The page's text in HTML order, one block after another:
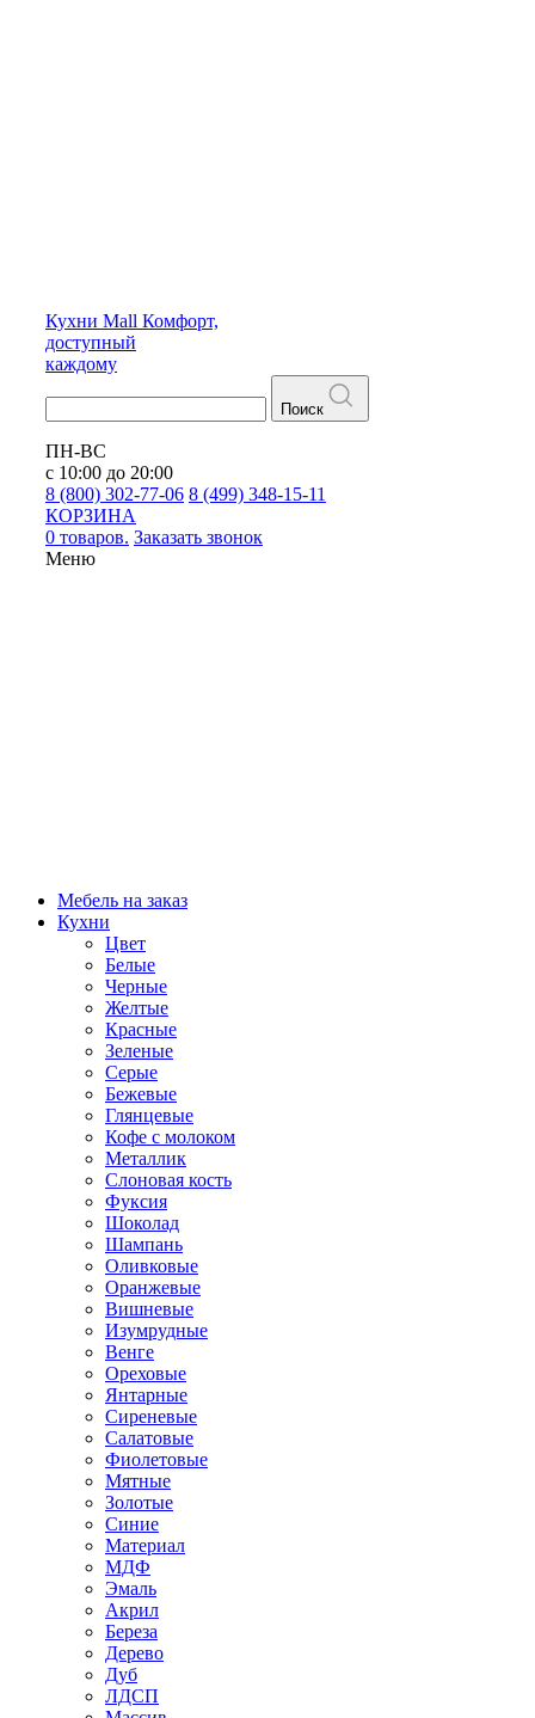
Кухни Mall Комфорт,
доступный
каждому
Поиск
ПН-ВС
с 10:00 до 20:00
8 (800) 302-77-06 8 (499) 348-15-11
КОРЗИНА
0 товаров. Заказать звонок
Меню
Мебель на заказ
Кухни
Цвет
Белые
Черные
Желтые
Красные
Зеленые
Серые
Бежевые
Глянцевые
Кофе с молоком
Металлик
Слоновая кость
Фуксия
Шоколад
Шампань
Оливковые
Оранжевые
Вишневые
Изумрудные
Венге
Ореховые
Янтарные
Сиреневые
Салатовые
Фиолетовые
Мятные
Золотые
Синие
Материал
МДФ
Эмаль
Акрил
Береза
Дерево
Дуб
ЛДСП